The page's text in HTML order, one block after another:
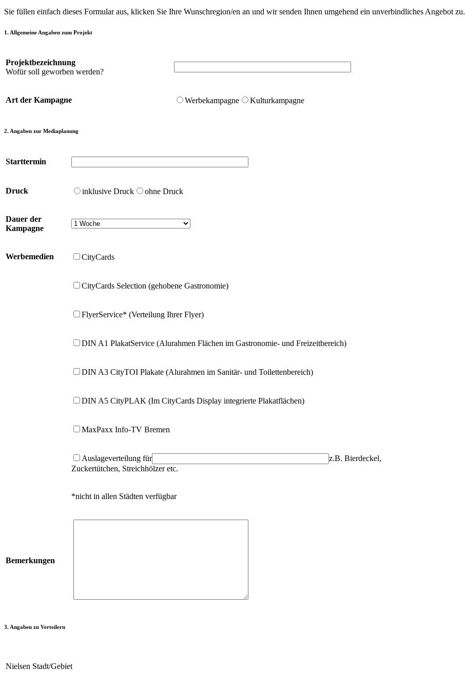
Sie füllen einfach dieses Formular aus, klicken Sie Ihre Wunschregion/en an und wir senden Ihnen umgehend ein unverbindliches Angebot zu.
1. Allgemeine Angaben zum Projekt
Projektbezeichnung
Wofür soll geworben werden?
Art der Kampagne Werbekampagne Kulturkampagne
2. Angaben zur Mediaplanung
Starttermin
Druck inklusive Druck ohne Druck
Dauer der
Kampagne
Werbemedien CityCards
CityCards Selection (gehobene Gastronomie)
FlyerService* (Verteilung Ihrer Flyer)
DIN A1 PlakatService (Alurahmen Flächen im Gastronomie- und Freizeitbereich)
DIN A3 CityTOI Plakate (Alurahmen im Sanitär- und Toilettenbereich)
DIN A5 CityPLAK (Im CityCards Display integrierte Plakatflächen)
MaxPaxx Info-TV Bremen
Auslageverteilung für
z.B. Bierdeckel,
Zuckertütchen, Streichhölzer etc.
*nicht in allen Städten verfügbar
Bemerkungen
3. Angaben zu Verteilern
Nielsen Stadt/Gebiet